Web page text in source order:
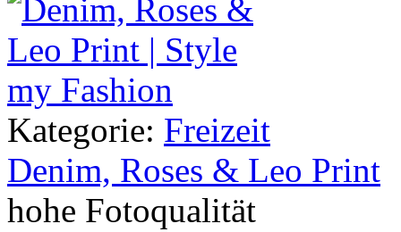
Kategorie: Freizeit
Denim, Roses & Leo Print
hohe Fotoqualität